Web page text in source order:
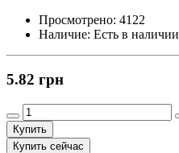
Просмотрено: 4122
Наличие: Есть в наличии
5.82 грн
Купить
Купить сейчас